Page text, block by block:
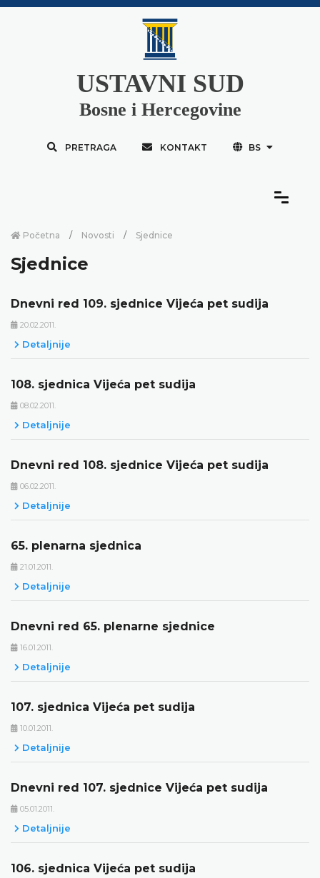
USTAVNI SUD
Bosne i Hercegovine
PRETRAGA KONTAKT BS
Početna Novosti Sjednice
Sjednice
Dnevni red 109. sjednice Vijeća pet sudija
20.02.2011.
Detaljnije
108. sjednica Vijeća pet sudija
08.02.2011.
Detaljnije
Dnevni red 108. sjednice Vijeća pet sudija
06.02.2011.
Detaljnije
65. plenarna sjednica
21.01.2011.
Detaljnije
Dnevni red 65. plenarne sjednice
16.01.2011.
Detaljnije
107. sjednica Vijeća pet sudija
10.01.2011.
Detaljnije
Dnevni red 107. sjednice Vijeća pet sudija
05.01.2011.
Detaljnije
106. sjednica Vijeća pet sudija